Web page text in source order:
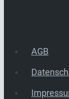
AGB